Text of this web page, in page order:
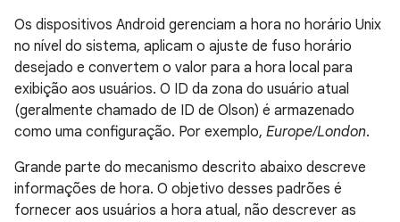
Os dispositivos Android gerenciam a hora no horário Unix
no nível do sistema, aplicam o ajuste de fuso horário
desejado e convertem o valor para a hora local para
exibição aos usuários. O ID da zona do usuário atual
(geralmente chamado de ID de Olson) é armazenado
como uma configuração. Por exemplo, Europe/London.
Grande parte do mecanismo descrito abaixo descreve
informações de hora. O objetivo desses padrões é
fornecer aos usuários a hora atual, não descrever as